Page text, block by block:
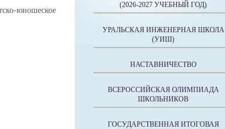
юношеское
(2026-2027 УЧЕБНЫЙ ГОД)
УРАЛЬСКАЯ ИНЖЕНЕРНАЯ ШКОЛА
(УИШ)
НАСТАВНИЧЕСТВО
ВСЕРОССИЙСКАЯ ОЛИМПИАДА
ШКОЛЬНИКОВ
ГОСУДАРСТВЕННАЯ ИТОГОВАЯ